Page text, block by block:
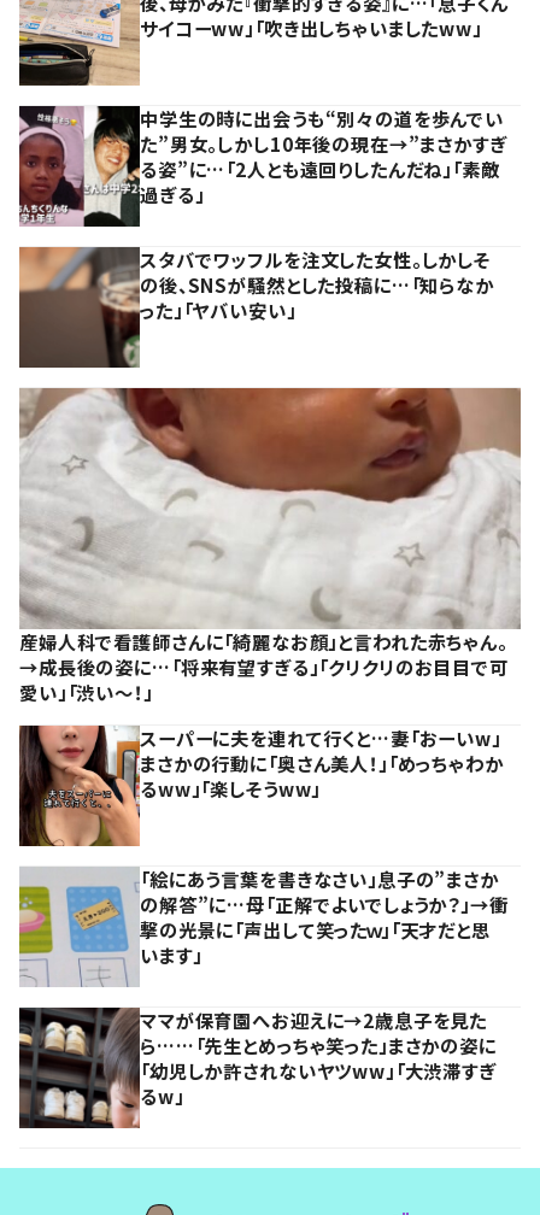
サイコーww」「吹き出しちゃいましたww」
中学生の時に出会うも“別々の道を歩んでい
た”男女。しかし10年後の現在→”まさかすぎ
る姿”に…「2人とも遠回りしたんだね」「素敵
過ぎる」
スタバでワッフルを注文した女性。しかしそ
の後、SNSが騒然とした投稿に…「知らなか
った」「ヤバい安い」
産婦人科で看護師さんに「綺麗なお顔」と言われた赤ちゃん。
→成長後の姿に…「将来有望すぎる」「クリクリのお目目で可
愛い」「渋い～！」
スーパーに夫を連れて行くと…妻「おーいw」
まさかの行動に「奥さん美人！」「めっちゃわか
るww」「楽しそうww」
「絵にあう言葉を書きなさい」息子の”まさか
の解答”に…母「正解でよいでしょうか？」→衝
撃の光景に「声出して笑ったｗ」「天才だと思
います」
ママが保育園へお迎えに→2歳息子を見た
ら……「先生とめっちゃ笑った」まさかの姿に
「幼児しか許されないヤツww」「大渋滞すぎ
るw」